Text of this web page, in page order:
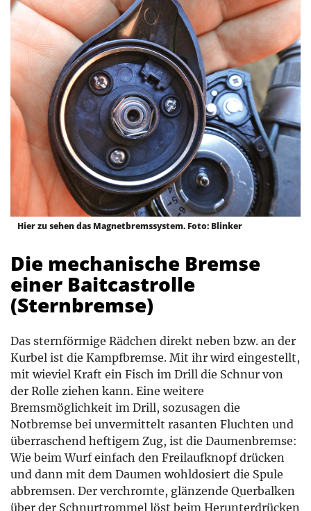
Hier zu sehen das Magnetbremssystem. Foto: Blinker
Die mechanische Bremse
einer Baitcastrolle
(Sternbremse)
Das sternförmige Rädchen direkt neben bzw. an der
Kurbel ist die Kampfbremse. Mit ihr wird eingestellt,
mit wieviel Kraft ein Fisch im Drill die Schnur von
der Rolle ziehen kann. Eine weitere
Bremsmöglichkeit im Drill, sozusagen die
Notbremse bei unvermittelt rasanten Fluchten und
überraschend heftigem Zug, ist die Daumenbremse:
Wie beim Wurf einfach den Freilaufknopf drücken
und dann mit dem Daumen wohldosiert die Spule
abbremsen. Der verchromte, glänzende Querbalken
über der Schnurtrommel löst beim Herunterdrücken